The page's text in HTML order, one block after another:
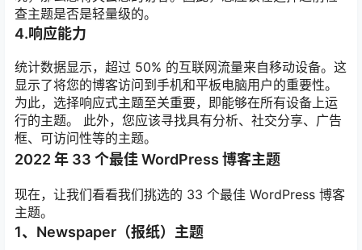
查主题是否是轻量级的。
4.响应能力
统计数据显示，超过 50% 的互联网流量来自移动设备。这
显示了将您的博客访问到手机和平板电脑用户的重要性。
为此，选择响应式主题至关重要，即能够在所有设备上运
行的主题。 此外，您应该寻找具有分析、社交分享、广告
框、可访问性等的主题。
2022 年 33 个最佳 WordPress 博客主题
现在，让我们看看我们挑选的 33 个最佳 WordPress 博客
主题。
1、Newspaper（报纸）主题